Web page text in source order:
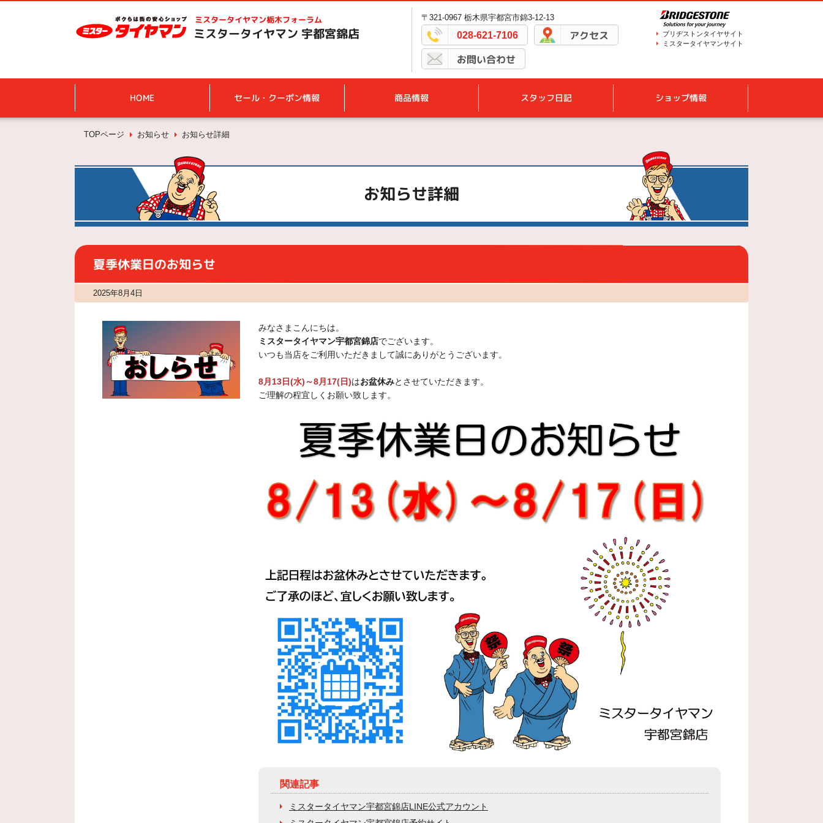
ミスタータイヤマン栃木フォーラム
ミスタータイヤマン 宇都宮錦店
〒321-0967 栃木県宇都宮市錦3-12-13
028-621-7106 アクセス
お問い合わせ
ブリヂストンタイヤサイト
ミスタータイヤマンサイト
HOME セール・クーポン情報 商品情報 スタッフ日記 ショップ情報
TOPページ お知らせ お知らせ詳細
お知らせ詳細
夏季休業日のお知らせ
2025年8月4日
みなさまこんにちは。
ミスタータイヤマン宇都宮錦店でございます。
いつも当店をご利用いただきまして誠にありがとうございます。
8月13日(水)～8月17(日)はお盆休みとさせていただきます。
ご理解の程宜しくお願い致します。
関連記事
ミスタータイヤマン宇都宮錦店LINE公式アカウント